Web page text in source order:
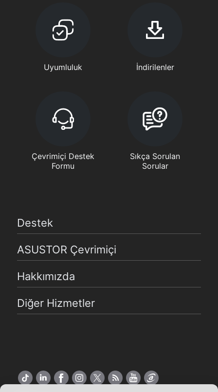
Uyumluluk İndirilenler
Çevrimiçi Destek
Formu
Sıkça Sorulan
Sorular
Destek
ASUSTOR Çevrimiçi
Hakkımızda
Diğer Hizmetler